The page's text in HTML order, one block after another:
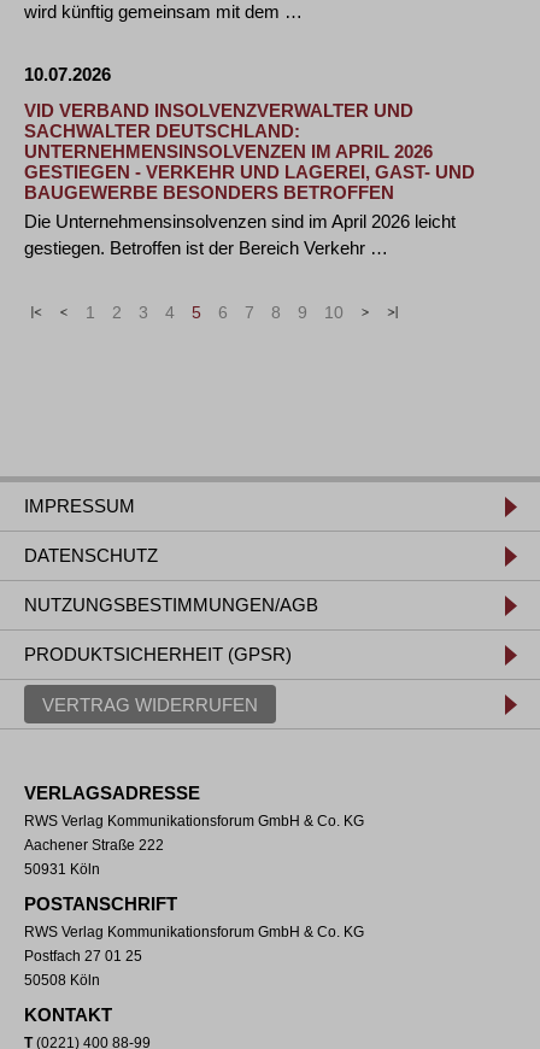
wird künftig gemeinsam mit dem …
10.07.2026
VID VERBAND INSOLVENZVERWALTER UND
SACHWALTER DEUTSCHLAND:
UNTERNEHMENSINSOLVENZEN IM APRIL 2026
GESTIEGEN - VERKEHR UND LAGEREI, GAST- UND
BAUGEWERBE BESONDERS BETROFFEN
Die Unternehmensinsolvenzen sind im April 2026 leicht
gestiegen. Betroffen ist der Bereich Verkehr …
« < 1 2 3 4 5 6 7 8 9 10 > »
IMPRESSUM
DATENSCHUTZ
NUTZUNGSBESTIMMUNGEN/AGB
PRODUKTSICHERHEIT (GPSR)
VERTRAG WIDERRUFEN
VERLAGSADRESSE
RWS Verlag Kommunikationsforum GmbH & Co. KG
Aachener Straße 222
50931 Köln
POSTANSCHRIFT
RWS Verlag Kommunikationsforum GmbH & Co. KG
Postfach 27 01 25
50508 Köln
KONTAKT
T(0221) 400 88-99